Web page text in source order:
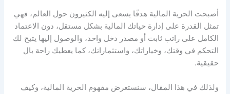
أصبحت الحرية الماليةهدفًا يسعى إليه الكثيرون حول العالم، فهي
تمثل القدرة على إدارة حياتك المالية بشكل مستقل، دون الاعتماد
الكامل على راتب ثابت أو مصدر دخل واحد، والوصول إليها يتيح لك
التحكم في وقتك، وخياراتك، واستثماراتك، كما يعطيك راحة بال
حقيقية.
ولذلك في هذا المقال، سنستعرض مفهوم الحرية المالية، وكيف